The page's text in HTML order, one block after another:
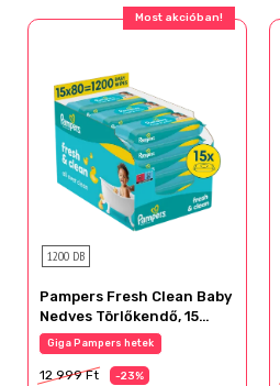
Most akcióban!
1200 DB
Pampers Fresh Clean Baby
Nedves Törlőkendő, 15
Csomag x 80 Törlőkendő
db Baba Nedves
Törlőkendő
Giga Pampers hetek
12 999 Ft -23%